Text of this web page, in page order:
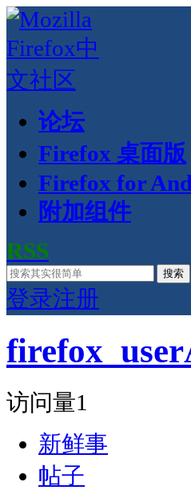
论坛
Firefox 桌面版
Firefox for
附加组件
RSS
搜索
登录注册
访问量1
新鲜事
帖子